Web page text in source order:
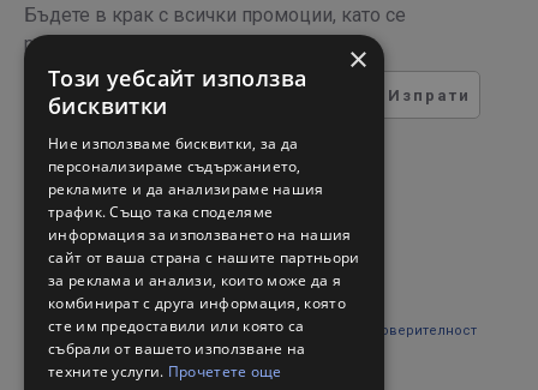
Бъдете в крак с всички промоции, като се
регистрирате за нашия бюлетин
Изпрати
ТЕСТ ЗА СИГУРНОСТ
Въведете кода в полето
отдолу
Прочетох и съм съгласен с Правни въпроси и поверителност
×
Този уебсайт използва
бисквитки
Ние използваме бисквитки, за да
персонализираме съдържанието,
рекламите и да анализираме нашия
трафик. Също така споделяме
информация за използването на нашия
сайт от ваша страна с нашите партньори
за реклама и анализи, които може да я
комбинират с друга информация, която
сте им предоставили или която са
събрали от вашето използване на
техните услуги. Прочетете още